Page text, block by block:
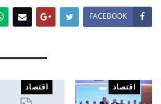
FACEBOOK
اقتصاد اقتصاد